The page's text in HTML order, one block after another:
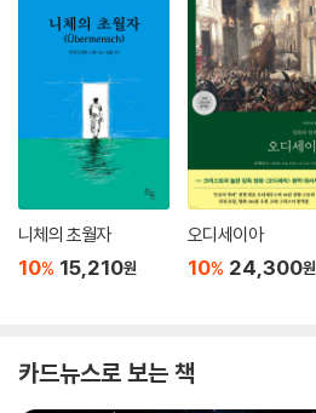
니체의 초월자
10% 15,210원
오디세이아
10% 24,300원
카드뉴스로 보는 책